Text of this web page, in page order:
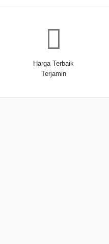
Harga Terbaik
Terjamin